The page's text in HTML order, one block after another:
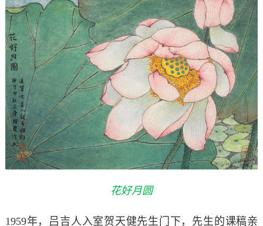
花好月圆
1959年，吕吉人入室贺天健先生门下，先生的课稿亲